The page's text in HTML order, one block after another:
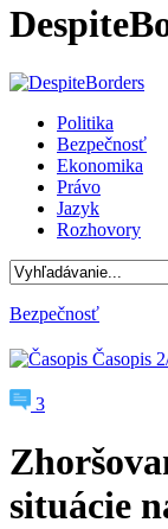
Politika
Bezpečnosť
Ekonomika
Právo
Jazyk
Rozhovory
Bezpečnosť
Časopis
3
situácie